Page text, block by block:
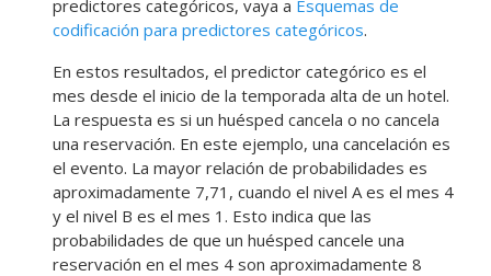
predictores categóricos, vaya a Esquemas de
codificación para predictores categóricos.
En estos resultados, el predictor categórico es el
mes desde el inicio de la temporada alta de un hotel.
La respuesta es si un huésped cancela o no cancela
una reservación. En este ejemplo, una cancelación es
el evento. La mayor relación de probabilidades es
aproximadamente 7,71, cuando el nivel A es el mes 4
y el nivel B es el mes 1. Esto indica que las
probabilidades de que un huésped cancele una
reservación en el mes 4 son aproximadamente 8